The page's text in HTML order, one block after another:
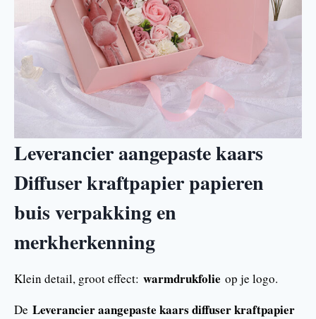
Leverancier aangepaste kaars
Diffuser kraftpapier papieren
buis verpakking en
merkherkenning
Klein detail, groot effect: warmdrukfolie op je logo.
De Leverancier aangepaste kaars diffuser kraftpapier